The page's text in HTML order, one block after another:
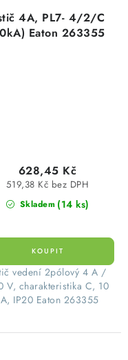
PL7- 4/2/C
Eaton 263355
Skladem (14 ks)
519,38 Kč bez DPH
628,45 Kč
vedení 2pólový 4 A /
V, charakteristika C, 10
IP20 Eaton 263355